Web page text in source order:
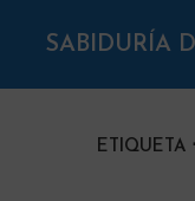
SABIDURÍA
ETIQUETA